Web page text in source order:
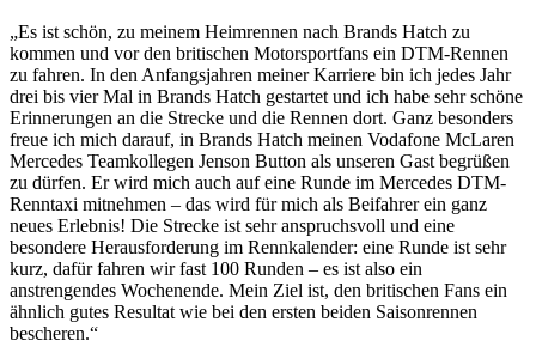
„Es ist schön, zu meinem Heimrennen nach Brands Hatch zu
kommen und vor den britischen Motorsportfans ein DTM-Rennen
zu fahren. In den Anfangsjahren meiner Karriere bin ich jedes Jahr
drei bis vier Mal in Brands Hatch gestartet und ich habe sehr schöne
Erinnerungen an die Strecke und die Rennen dort. Ganz besonders
freue ich mich darauf, in Brands Hatch meinen Vodafone McLaren
Mercedes Teamkollegen Jenson Button als unseren Gast begrüßen
zu dürfen. Er wird mich auch auf eine Runde im Mercedes DTM-
Renntaxi mitnehmen – das wird für mich als Beifahrer ein ganz
neues Erlebnis! Die Strecke ist sehr anspruchsvoll und eine
besondere Herausforderung im Rennkalender: eine Runde ist sehr
kurz, dafür fahren wir fast 100 Runden – es ist also ein
anstrengendes Wochenende. Mein Ziel ist, den britischen Fans ein
ähnlich gutes Resultat wie bei den ersten beiden Saisonrennen
bescheren.“